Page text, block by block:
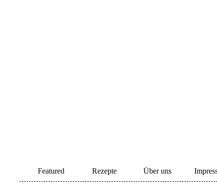
Featured Rezepte Über uns